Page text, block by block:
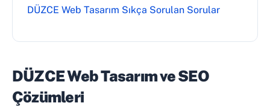
DÜZCE Web Tasarım Sıkça Sorulan Sorular
DÜZCE Web Tasarım ve SEO
Çözümleri